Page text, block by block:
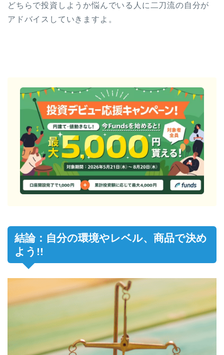
どちらで投資しようか悩んでいる人に二刀流の自分が
アドバイスしていきますよ。
結論：自分の環境やレベル、商品で決め
よう!!